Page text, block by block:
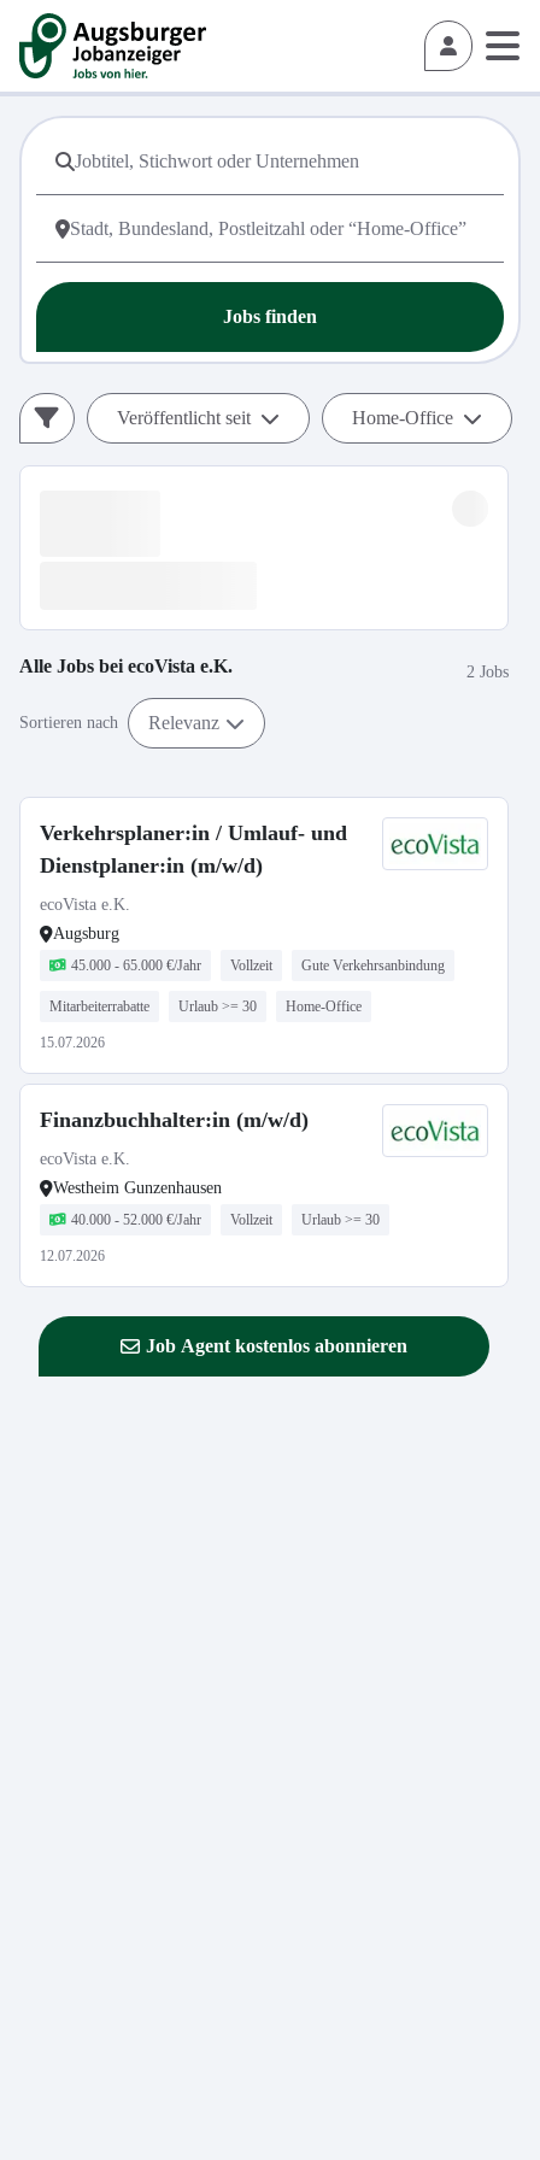
Jobs finden
Veröffentlicht seit Home-Office
Alle Jobs bei ecoVista e.K. 2 Jobs
Sortieren nach Relevanz
Verkehrsplaner:in / Umlauf- und
Dienstplaner:in (m/w/d)
ecoVista e.K.
Augsburg
45.000 - 65.000 €/Jahr Vollzeit Gute Verkehrsanbindung
Mitarbeiterrabatte Urlaub >= 30 Home-Office
15.07.2026
Finanzbuchhalter:in (m/w/d)
ecoVista e.K.
Westheim Gunzenhausen
40.000 - 52.000 €/Jahr Vollzeit Urlaub >= 30
12.07.2026
Job Agent kostenlos abonnieren